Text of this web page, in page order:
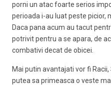
porni un atac foarte serios
perioada i-au luat peste picior,
Daca pana acum au tacut
potrivit pentru a se apara, de
combativi decat de obicei.
Mai putin avantajati vor fi
putea sa primeasca o veste